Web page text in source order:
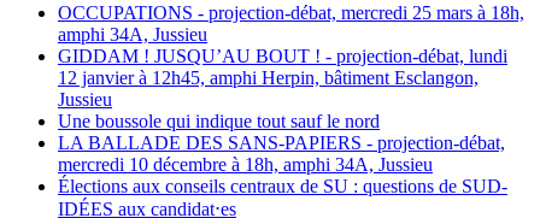
OCCUPATIONS - projection-débat, mercredi 25 mars à 18h,
amphi 34A, Jussieu
GIDDAM ! JUSQU’AU BOUT ! - projection-débat, lundi
12 janvier à 12h45, amphi Herpin, bâtiment Esclangon,
Jussieu
Une boussole qui indique tout sauf le nord
LA BALLADE DES SANS-PAPIERS - projection-débat,
mercredi 10 décembre à 18h, amphi 34A, Jussieu
Élections aux conseils centraux de SU : questions de SUD-
IDÉES aux candidat⋅es